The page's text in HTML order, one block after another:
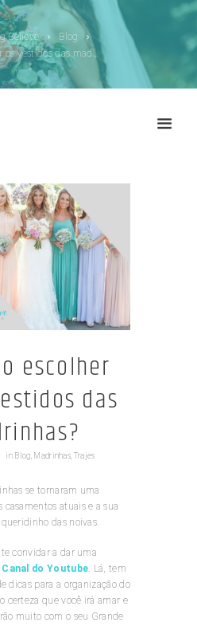
Believe
Blog
Como escolher os vestidos das madrinhas?
escolher
das
in Blog Madrinhas Trajes
se tornaram uma
atuais e a sua
das noivas.
convidar a dar uma
Canal do Youtube. Lá, tem
dicas para a organização do
certeza que você irá amar e
muito com o seu Grande